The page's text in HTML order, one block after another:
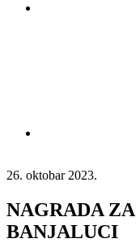
26. oktobar 2023.
NAGRADA
BANJALUCI